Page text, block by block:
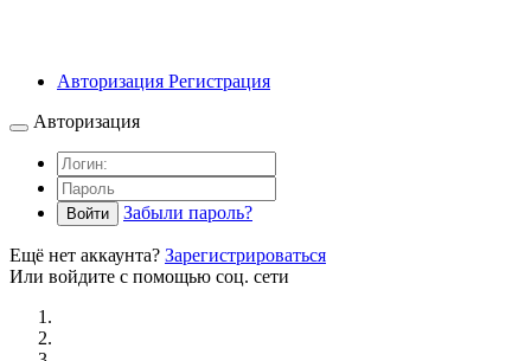
Авторизация Регистрация
Авторизация
Войти Забыли пароль?
Ещё нет аккаунта? Зарегистрироваться
Или войдите с помощью соц. сети